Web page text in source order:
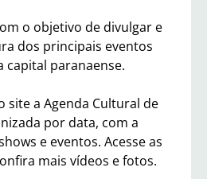
o objetivo de divulgar e
dos principais eventos
capital paranaense.
site a Agenda Cultural de
por data, com a
e eventos. Acesse as
mais vídeos e fotos.